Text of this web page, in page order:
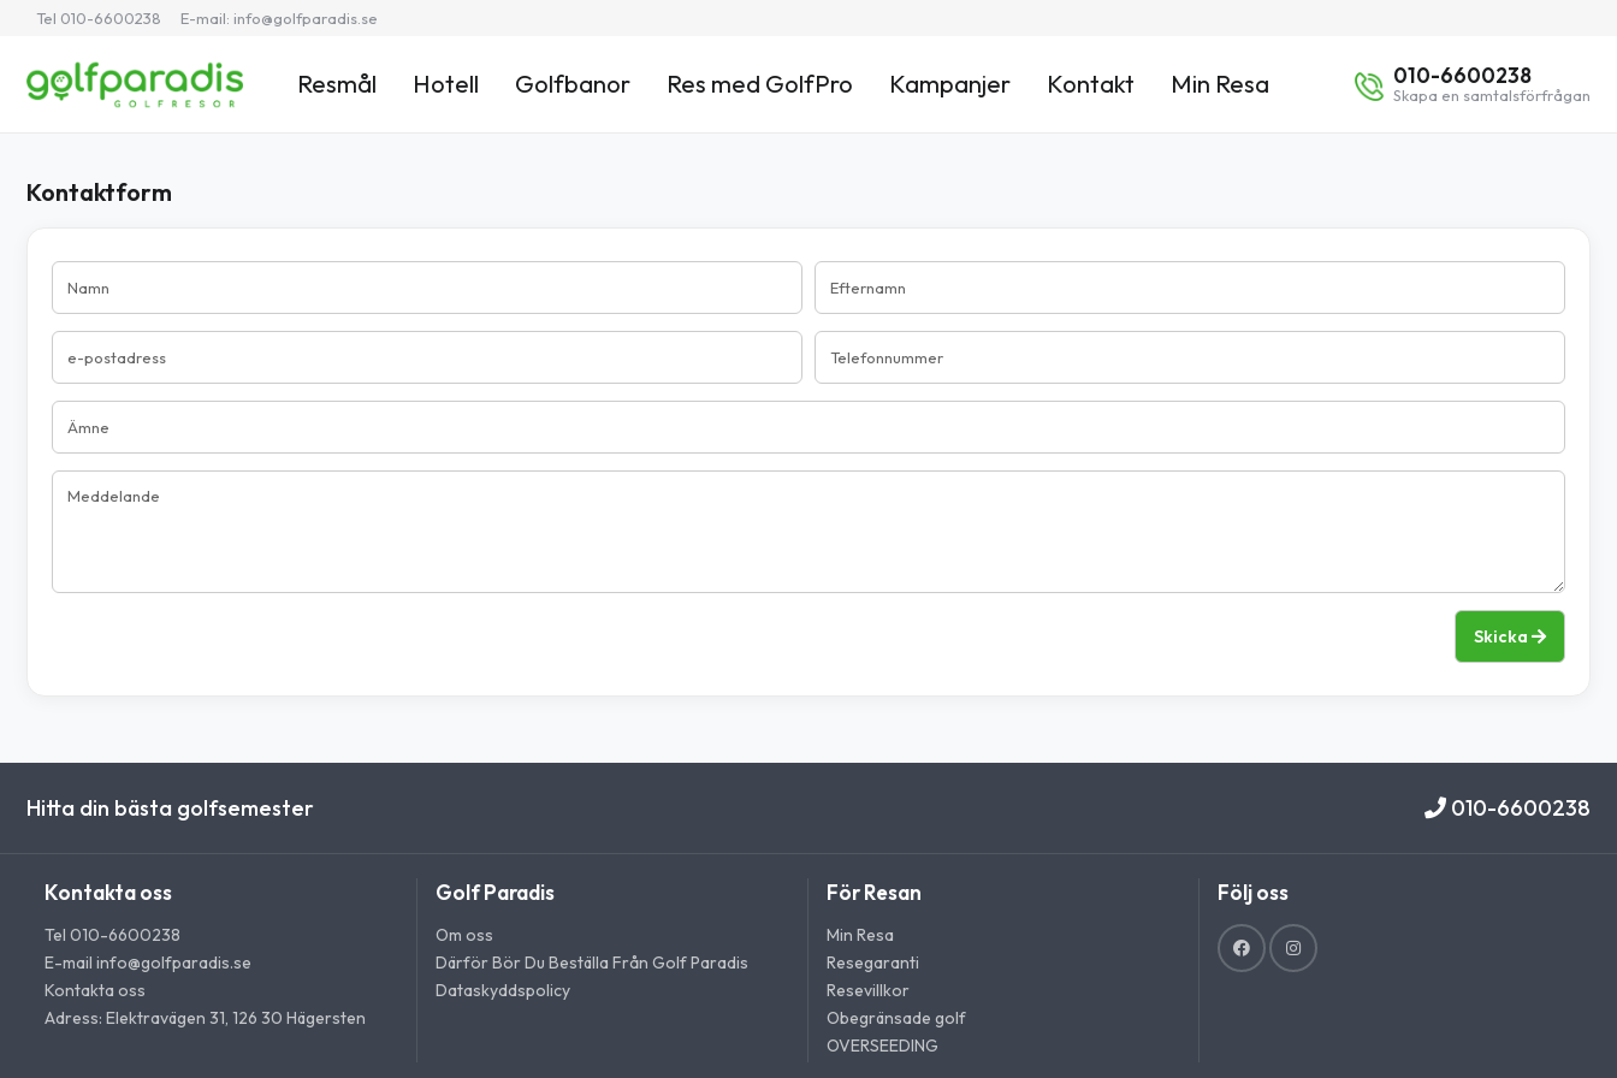
Tel 010-6600238 E-mail: info@golfparadis.se
Resmål Hotell Golfbanor Res med GolfPro Kampanjer Kontakt Min Resa 010-6600238
Skapa en samtalsförfrågan
Kontaktform
Namn Efternamn
e-postadress Telefonnummer
Ämne
Meddelande
Skicka
Hitta din bästa golfsemester 010-6600238
Kontakta oss
Tel 010-6600238
E-mail info@golfparadis.se
Kontakta oss
Adress: Elektravägen 31, 126 30 Hägersten
Golf Paradis
Om oss
Därför Bör Du Beställa Från Golf Paradis
Dataskyddspolicy
För Resan
Min Resa
Resegaranti
Resevillkor
Obegränsade golf
OVERSEEDING
Följ oss